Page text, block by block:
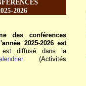
2026
des conférences
2025-2026 est
diffusé dans la
(Activités